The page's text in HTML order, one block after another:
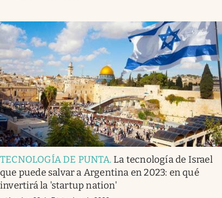
TECNOLOGÍA DE PUNTA. La tecnología de Israel
que puede salvar a Argentina en 2023: en qué
invertirá la 'startup nation'